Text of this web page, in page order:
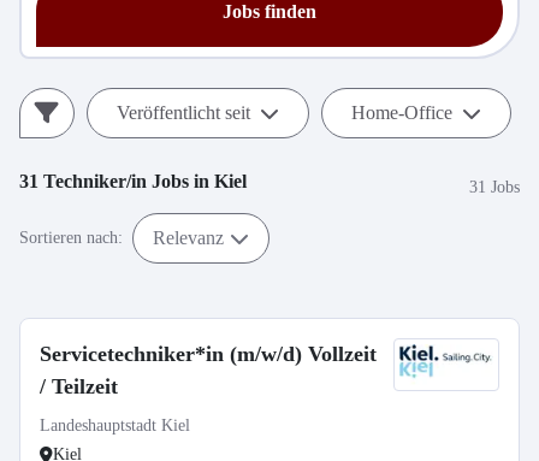
Jobs finden
Veröffentlicht seit Home-Office
31 Techniker/in Jobs in Kiel 31 Jobs
Sortieren nach: Relevanz
Servicetechniker*in (m/w/d) Vollzeit
/ Teilzeit
Landeshauptstadt Kiel
Kiel